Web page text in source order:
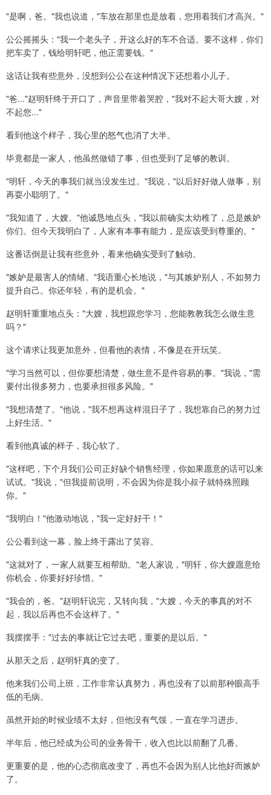
"是啊，爸。"我也说道，"车放在那里也是放着，您用着我们才高兴。"
公公摇摇头："我一个老头子，开这么好的车不合适。要不这样，你们
把车卖了，钱给明轩吧，他正需要钱。"
这话让我有些意外，没想到公公在这种情况下还想着小儿子。
"爸..."赵明轩终于开口了，声音里带着哭腔，"我对不起大哥大嫂，对
不起您..."
看到他这个样子，我心里的怒气也消了大半。
毕竟都是一家人，他虽然做错了事，但也受到了足够的教训。
"明轩，今天的事我们就当没发生过。"我说，"以后好好做人做事，别
再耍小聪明了。"
"我知道了，大嫂。"他诚恳地点头，"我以前确实太幼稚了，总是嫉妒
你们。但今天我明白了，人家有本事有能力，是应该受到尊重的。"
这番话倒是让我有些意外，看来他确实受到了触动。
"嫉妒是最害人的情绪。"我语重心长地说，"与其嫉妒别人，不如努力
提升自己。你还年轻，有的是机会。"
赵明轩重重地点头："大嫂，我想跟您学习，您能教教我怎么做生意
吗？"
这个请求让我更加意外，但看他的表情，不像是在开玩笑。
"学习当然可以，但你要想清楚，做生意不是件容易的事。"我说，"需
要付出很多努力，也要承担很多风险。"
"我想清楚了。"他说，"我不想再这样混日子了，我想靠自己的努力过
上好生活。"
看到他真诚的样子，我心软了。
"这样吧，下个月我们公司正好缺个销售经理，你如果愿意的话可以来
试试。"我说，"但我提前说明，不会因为你是我小叔子就特殊照顾
你。"
"我明白！"他激动地说，"我一定好好干！"
公公看到这一幕，脸上终于露出了笑容。
"这就对了，一家人就要互相帮助。"老人家说，"明轩，你大嫂愿意给
你机会，你要好好珍惜。"
"我会的，爸。"赵明轩说完，又转向我，"大嫂，今天的事真的对不
起，我以后再也不会这样了。"
我摆摆手："过去的事就让它过去吧，重要的是以后。"
从那天之后，赵明轩真的变了。
他来我们公司上班，工作非常认真努力，再也没有了以前那种眼高手
低的毛病。
虽然开始的时候业绩不太好，但他没有气馁，一直在学习进步。
半年后，他已经成为公司的业务骨干，收入也比以前翻了几番。
更重要的是，他的心态彻底改变了，再也不会因为别人比他好而嫉妒
了。